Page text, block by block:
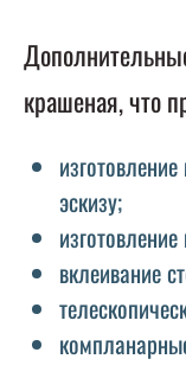
крашеная, что
эскизу;
вклеивание